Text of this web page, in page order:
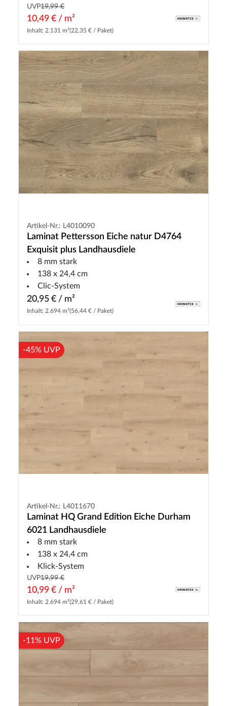
UVP19,99 €
10,49 € / m²
Inhalt: 2.131 m²(22,35 € / Paket)
Artikel-Nr.: L4010090
Laminat Pettersson Eiche natur D4764
Exquisit plus Landhausdiele
8 mm stark
138 x 24,4 cm
Clic-System
20,95 € / m²
Inhalt: 2.694 m²(56,44 € / Paket)
-45% UVP
Artikel-Nr.: L4011670
Laminat HQ Grand Edition Eiche Durham
6021 Landhausdiele
8 mm stark
138 x 24,4 cm
Klick-System
UVP19,99 €
10,99 € / m²
Inhalt: 2.694 m²(29,61 € / Paket)
-11% UVP